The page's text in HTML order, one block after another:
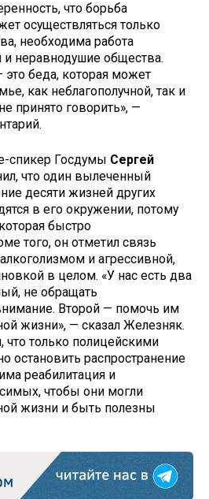
что борьба
осуществляться только
необходима работа
неравнодушие общества.
беда, которая может
как неблагополучной, так и
принято говорить», —
спикер Госдумы Сергей
что один вылеченный
десяти жизней других
в его окружении, потому
быстро
того, он отметил связь
и агрессивной,
в целом. «У нас есть два
не обращать
Второй — помочь им
жизни», — сказал Железняк.
что только полицейскими
остановить распространение
реабилитация и
чтобы они могли
жизни и быть полезны